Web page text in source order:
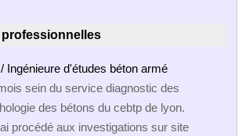
professionnelles
Ingénieure d'études béton armé
sein du service diagnostic des
des bétons du cebtp de lyon.
procédé aux investigations sur site